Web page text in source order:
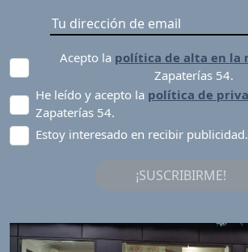
Acepto la política de alta en la
Zapaterías 54.
He leído y acepto la política de
Zapaterías 54.
Estoy interesado en recibir publicidad.
¡SUSCRIBIRME!